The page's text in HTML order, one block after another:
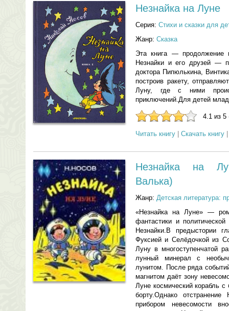
Незнайка на Луне
Серия: Стихи и сказки для
Жанр: Сказка
Эта книга — продолжение
Незнайки и его друзей —
доктора Пипюлькина,
построив ракету,
Луну, где с ними
приключений.Для детей
4.1 из 5
Читать книгу Скачать книгу
Незнайка на
Валька)
Жанр: Детская литература:
«Незнайка на Луне» —
фантастики и
Незнайки.В предыстории
Фуксией и Селёдочкой из
Луну в многоступенчатой
лунный минерал с
лунитом. После ряда
магнитом даёт зону
Луне космический корабль
борту.Однако
прибором невесомости